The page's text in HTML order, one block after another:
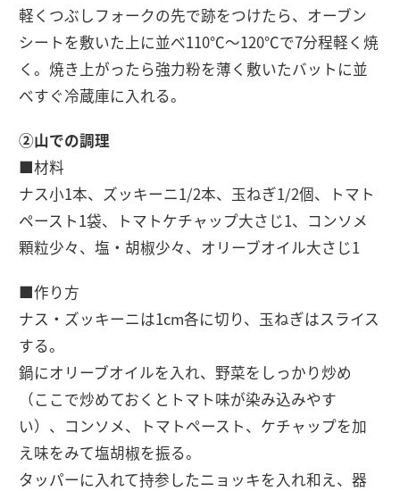
軽くつぶしフォークの先で跡をつけたら、オーブン
シートを敷いた上に並べ110℃〜120℃で7分程軽く焼
く。焼き上がったら強力粉を薄く敷いたバットに並
べすぐ冷蔵庫に入れる。
②山での調理
■材料
ナス小1本、ズッキーニ1/2本、玉ねぎ1/2個、トマト
ペースト1袋、トマトケチャップ大さじ1、コンソメ
顆粒少々、塩・胡椒少々、オリーブオイル大さじ1
■作り方
ナス・ズッキーニは1cm各に切り、玉ねぎはスライス
する。
鍋にオリーブオイルを入れ、野菜をしっかり炒め
（ここで炒めておくとトマト味が染み込みやす
い）、コンソメ、トマトペースト、ケチャップを加
え味をみて塩胡椒を振る。
タッパーに入れて持参したニョッキを入れ和え、器